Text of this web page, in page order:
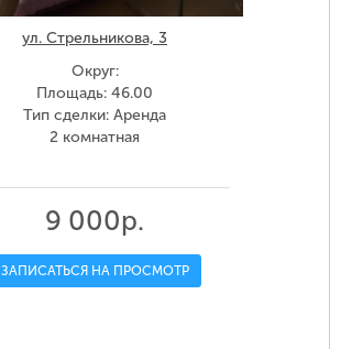
ул. Стрельникова, 3
Округ:
Площадь: 46.00
Тип сделки: Аренда
2 комнатная
9 000р.
ЗАПИСАТЬСЯ НА ПРОСМОТР